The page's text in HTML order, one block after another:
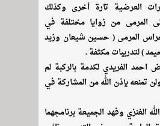
العرضية تارة أخرى وكذلك
المرمى من زوايا مختلفة في
المرمى ( حسين شيعان وزيد
) لتدريبات مكثفة .
الفريدي لكدمة بالركبة لم
تمنعه بإذن الله من المشاركة في
الغنزي وفهد الجميعة برنامجهما